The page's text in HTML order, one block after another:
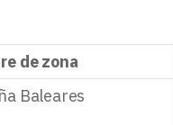
de zona
Baleares